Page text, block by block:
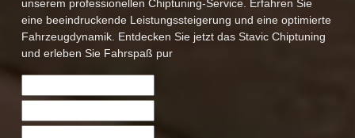
unserem professionellen Chiptuning-Service. Erfahren Sie
eine beeindruckende Leistungssteigerung und eine optimierte
Fahrzeugdynamik. Entdecken Sie jetzt das Stavic Chiptuning
und erleben Sie Fahrspaß pur